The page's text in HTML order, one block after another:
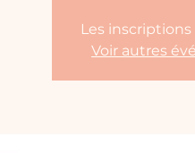
Les
Voir autres